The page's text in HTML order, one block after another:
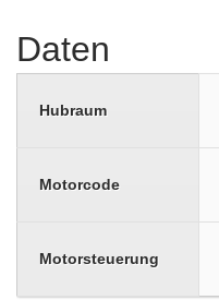
Daten
Hubraum
Motorcode
Motorsteuerung